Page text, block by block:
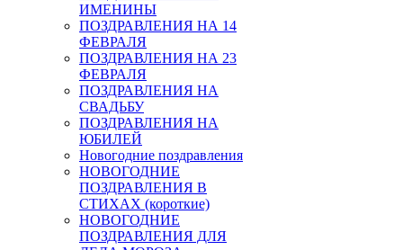
ИМЕНИНЫ
ПОЗДРАВЛЕНИЯ НА 14
ФЕВРАЛЯ
ПОЗДРАВЛЕНИЯ НА 23
ФЕВРАЛЯ
ПОЗДРАВЛЕНИЯ НА
СВАДЬБУ
ПОЗДРАВЛЕНИЯ НА
ЮБИЛЕЙ
Новогодние поздравления
НОВОГОДНИЕ
ПОЗДРАВЛЕНИЯ В
СТИХАХ (короткие)
НОВОГОДНИЕ
ПОЗДРАВЛЕНИЯ ДЛЯ